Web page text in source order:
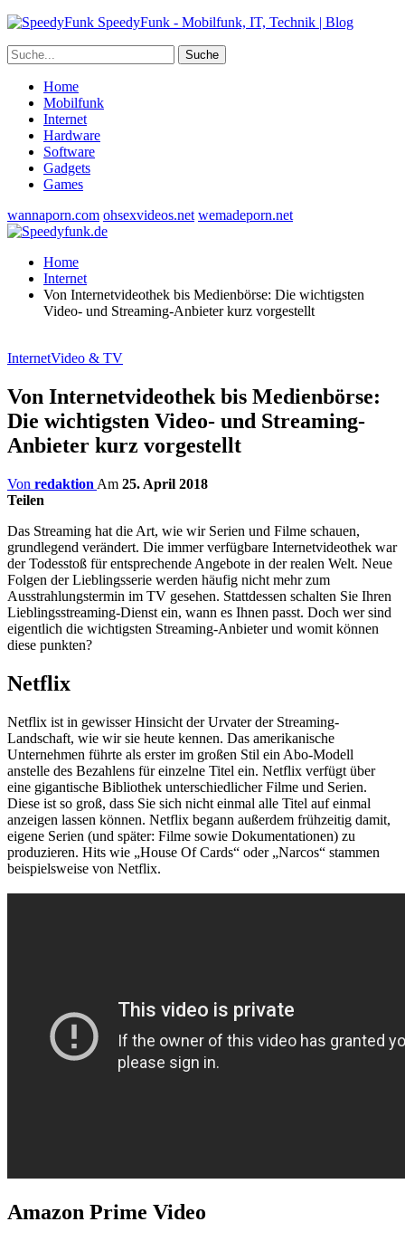
SpeedyFunk - Mobilfunk, IT, Technik | Blog
Home
Mobilfunk
Internet
Hardware
Software
Gadgets
Games
wannaporn.com ohsexvideos.net wemadeporn.net
Home
Internet
Von Internetvideothek bis Medienbörse: Die wichtigsten
Video- und Streaming-Anbieter kurz vorgestellt
InternetVideo & TV
Von Internetvideothek bis Medienbörse:
Die wichtigsten Video- und Streaming-
Anbieter kurz vorgestellt
Von redaktion Am 25. April 2018
Teilen
Das Streaming hat die Art, wie wir Serien und Filme schauen,
grundlegend verändert. Die immer verfügbare Internetvideothek war
der Todesstoß für entsprechende Angebote in der realen Welt. Neue
Folgen der Lieblingsserie werden häufig nicht mehr zum
Ausstrahlungstermin im TV gesehen. Stattdessen schalten Sie Ihren
Lieblingsstreaming-Dienst ein, wann es Ihnen passt. Doch wer sind
eigentlich die wichtigsten Streaming-Anbieter und womit können
diese punkten?
Netflix
Netflix ist in gewisser Hinsicht der Urvater der Streaming-
Landschaft, wie wir sie heute kennen. Das amerikanische
Unternehmen führte als erster im großen Stil ein Abo-Modell
anstelle des Bezahlens für einzelne Titel ein. Netflix verfügt über
eine gigantische Bibliothek unterschiedlicher Filme und Serien.
Diese ist so groß, dass Sie sich nicht einmal alle Titel auf einmal
anzeigen lassen können. Netflix begann außerdem frühzeitig damit,
eigene Serien (und später: Filme sowie Dokumentationen) zu
produzieren. Hits wie „House Of Cards“ oder „Narcos“ stammen
beispielsweise von Netflix.
Amazon Prime Video